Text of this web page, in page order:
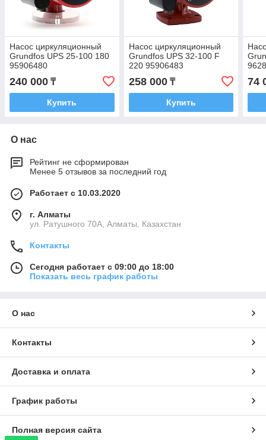
Насос циркуляционный
Grundfos UPS 25-100 180
95906480
240 000 ₸
Купить
Насос циркуляционный
Grundfos UPS 32-100 F
220 95906483
258 000₸
Купить
74
О нас
Рейтинг не сформирован
Менее 5 отзывов за последний год
Работает с 10.03.2020
г. Алматы
ул. Ратушного 70А, Алматы, Казахстан
Контакты
Сегодня работает с 09:00 до 18:00
Показать весь график работы
О нас
Контакты
Доставка и оплата
График работы
Полная версия сайта